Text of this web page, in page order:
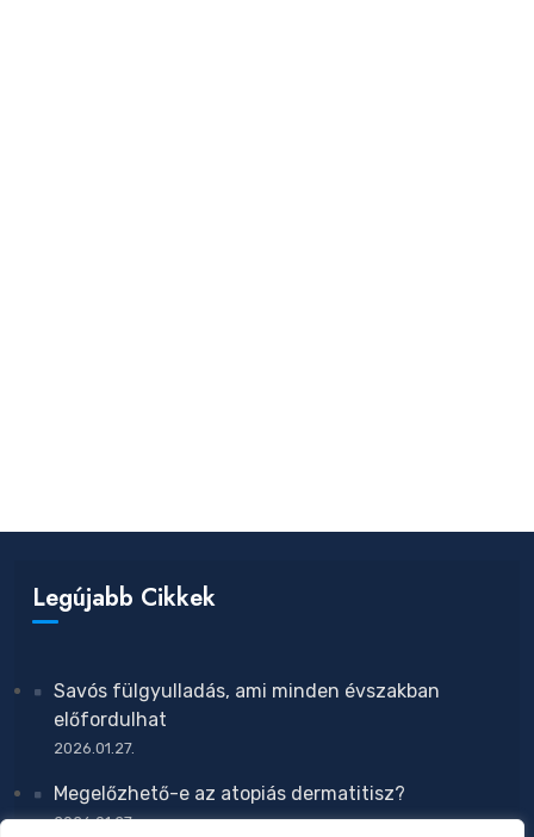
Legújabb Cikkek
Savós fülgyulladás, ami minden évszakban
előfordulhat
2026.01.27.
Megelőzhető-e az atopiás dermatitisz?
2026.01.27.